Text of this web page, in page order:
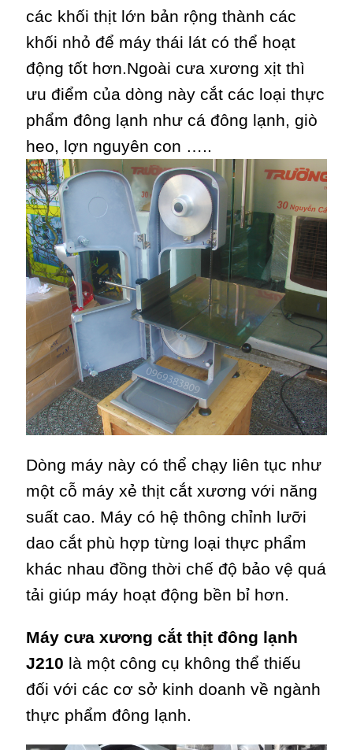
các khối thịt lớn bản rộng thành các
khối nhỏ để máy thái lát có thể hoạt
động tốt hơn.Ngoài cưa xương xịt thì
ưu điểm của dòng này cắt các loại thực
phẩm đông lạnh như cá đông lạnh, giò
heo, lợn nguyên con …..
Dòng máy này có thể chạy liên tục như
một cỗ máy xẻ thịt cắt xương với năng
suất cao. Máy có hệ thông chỉnh lưỡi
dao cắt phù hợp từng loại thực phẩm
khác nhau đồng thời chế độ bảo vệ quá
tải giúp máy hoạt động bền bỉ hơn.
Máy cưa xương cắt thịt đông lạnh
J210 là một công cụ không thể thiếu
đối với các cơ sở kinh doanh về ngành
thực phẩm đông lạnh.